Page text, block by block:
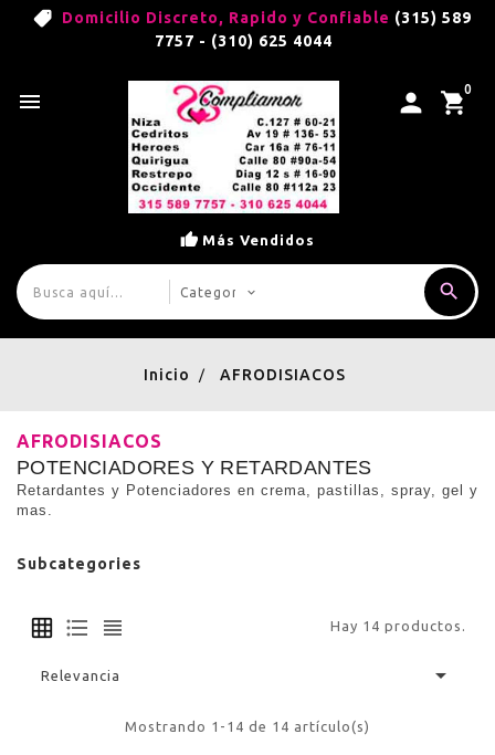
Domicilio Discreto, Rapido y Confiable (315) 589
7757 - (310) 625 4044
Más Vendidos
0

Inicio AFRODISIACOS
AFRODISIACOS
POTENCIADORES Y RETARDANTES
Retardantes y Potenciadores en crema, pastillas, spray, gel y
mas.
Subcategories
Hay 14 productos.
Relevancia 
Mostrando 1-14 de 14 artículo(s)